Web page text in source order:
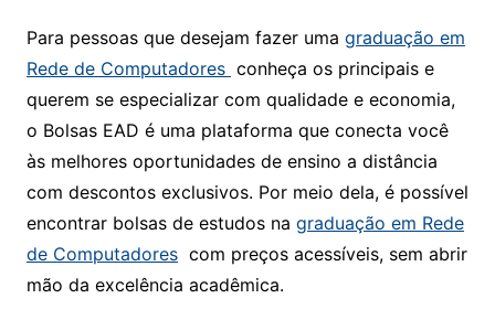
Para pessoas que desejam fazer uma graduação em
Rede de Computadores conheça os principais e
querem se especializar com qualidade e economia,
o Bolsas EAD é uma plataforma que conecta você
às melhores oportunidades de ensino a distância
com descontos exclusivos. Por meio dela, é possível
encontrar bolsas de estudos na graduação em Rede
de Computadorescom preços acessíveis, sem abrir
mão da excelência acadêmica.